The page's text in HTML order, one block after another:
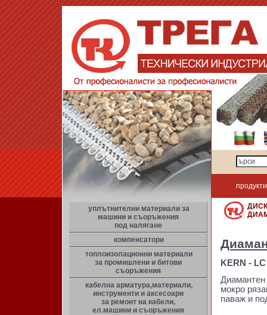
продукти
уплътнителни материали за
машини и съоръжения
под налягане
компенсатори
топлоизолационни материали
за промишлени и битови
съоръжения
кабелна арматура,материали,
инструменти и аксесоари
за ремонт на кабели,
ел.машини и съоръжения
KERN - LC
Диамантен
мокро
паваж и